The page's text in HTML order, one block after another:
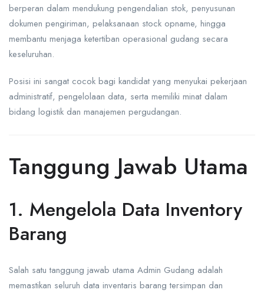
berperan dalam mendukung pengendalian stok, penyusunan
dokumen pengiriman, pelaksanaan stock opname, hingga
membantu menjaga ketertiban operasional gudang secara
keseluruhan.
Posisi ini sangat cocok bagi kandidat yang menyukai pekerjaan
administratif, pengelolaan data, serta memiliki minat dalam
bidang logistik dan manajemen pergudangan.
Tanggung Jawab Utama
1. Mengelola Data Inventory
Barang
Salah satu tanggung jawab utama Admin Gudang adalah
memastikan seluruh data inventaris barang tersimpan dan